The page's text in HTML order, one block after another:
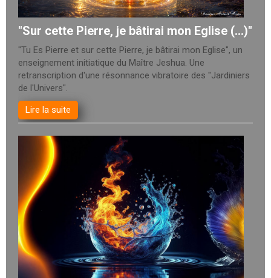
"Sur cette Pierre, je bâtirai mon Eglise (...)"
"Tu Es Pierre et sur cette Pierre, je bâtirai mon Eglise", un
enseignement initiatique du Maître Jeshua. Une
retranscription d'une résonnance vibratoire des "Jardiniers
de l'Univers".
Lire la suite